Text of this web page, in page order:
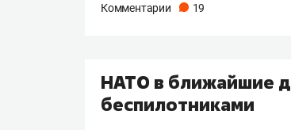
Комментарии 19
НАТО в ближайшие
беспилотниками